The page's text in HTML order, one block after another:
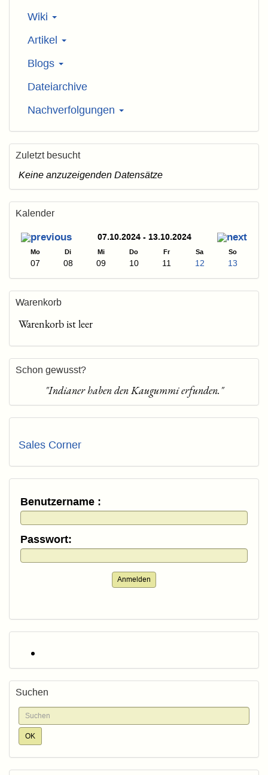
Wiki
Artikel
Blogs
Dateiarchive
Nachverfolgungen
Zuletzt besucht
Keine anzuzeigenden Datensätze
Kalender
07.10.2024 - 13.10.2024
Mo Di Mi Do Fr Sa So
07 08 09 10 11 12 13
Warenkorb
Warenkorb ist leer
Schon gewusst?
"Indianer haben den Kaugummi erfunden."
Sales Corner
Benutzername :
Passwort:
Anmelden
Suchen